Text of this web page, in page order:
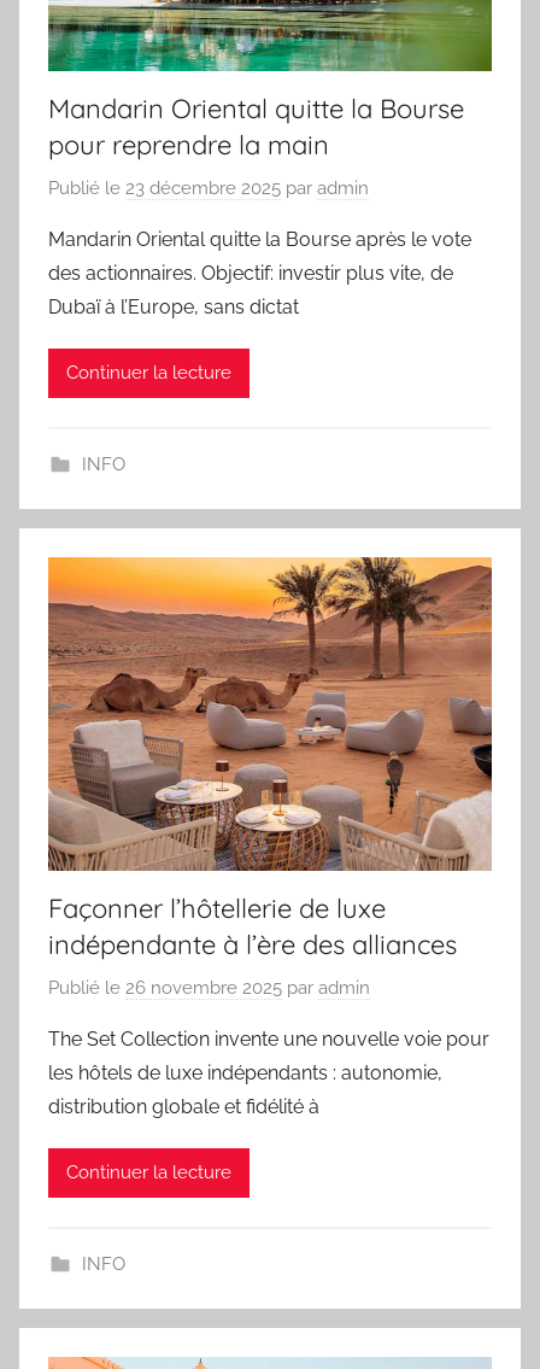
Mandarin Oriental quitte la Bourse
pour reprendre la main
Publié le 23 décembre 2025 par admin
Mandarin Oriental quitte la Bourse après le vote
des actionnaires. Objectif: investir plus vite, de
Dubaï à l’Europe, sans dictat
Continuer la lecture
INFO
Façonner l’hôtellerie de luxe
indépendante à l’ère des alliances
Publié le 26 novembre 2025 par admin
The Set Collection invente une nouvelle voie pour
les hôtels de luxe indépendants : autonomie,
distribution globale et fidélité à
Continuer la lecture
INFO